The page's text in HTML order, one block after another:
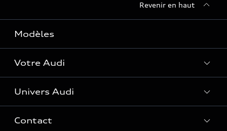
Revenir en haut
Modèles
Votre Audi
Entretenir et réparer mon Audi
Accessoires et équipements
Univers Audi
Histoire du progrès
Contact